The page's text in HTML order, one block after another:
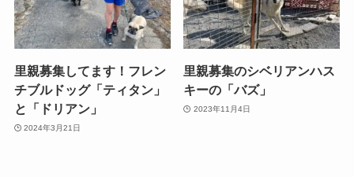
里親募集してます！フレン
チブルドッグ「ティタン」
と「ドリアン」
2024年3月21日
里親募集のシベリアンハス
キーの「バズ」
2023年11月4日